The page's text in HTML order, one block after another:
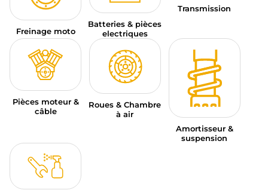
MARQUES
CONSEILS
NOUS CONTACTER
Freinage moto
Batteries & pièces
electriques
Transmission
Pièces moteur &
câble
Roues & Chambre
à air
Amortisseur &
suspension